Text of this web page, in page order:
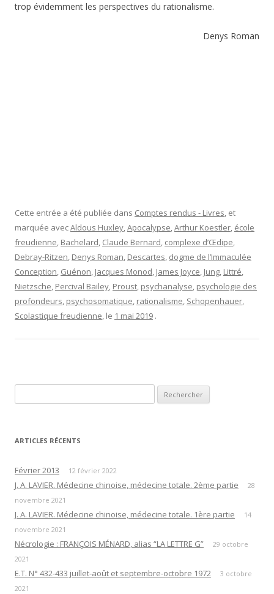
trop évidemment les perspectives du rationalisme.
Denys Roman
Cette entrée a été publiée dans Comptes rendus - Livres, et
marquée avecAldous Huxley,Apocalypse,Arthur Koestler, école
freudienne, Bachelard, Claude Bernard, complexe d’Œdipe,
Debray-Ritzen, Denys Roman, Descartes, dogme de l’Immaculée
Conception, Guénon, Jacques Monod, James Joyce, Jung, Littré,
Nietzsche, Percival Bailey, Proust, psychanalyse, psychologie des
profondeurs, psychosomatique, rationalisme, Schopenhauer,
Scolastique freudienne, le 1 mai 2019 .
ARTICLES RÉCENTS
Février 2013 12 février 2022
J. A. LAVIER. Médecine chinoise, médecine totale. 2ème partie
28
novembre 2021
J. A. LAVIER. Médecine chinoise, médecine totale. 1ère partie
14
novembre 2021
Nécrologie : FRANÇOIS MÉNARD, alias “LA LETTRE G”
29 octobre
2021
E.T. N° 432-433 juillet-août et septembre-octobre 1972
3 octobre
2021